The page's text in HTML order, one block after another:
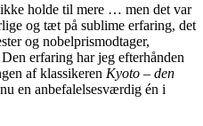
holde til mere … men det var
og tæt på sublime erfaring, det
og nobelprismodtager,
erfaring har jeg efterhånden
af klassikeren Kyoto – den
en anbefalelsesværdig én i